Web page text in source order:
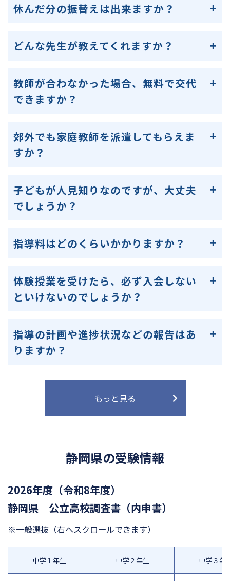
休んだ分の振替えは出来ますか？
どんな先生が教えてくれますか？
教師が合わなかった場合、無料で交代
できますか？
郊外でも家庭教師を派遣してもらえま
すか？
子どもが人見知りなのですが、大丈夫
でしょうか？
指導料はどのくらいかかりますか？
体験授業を受けたら、必ず入会しない
といけないのでしょうか？
指導の計画や進捗状況などの報告はあ
りますか？
もっと見る
静岡県の受験情報
2026年度（令和8年度）
静岡県 公立高校調査書（内申書）
※一般選抜 （右へスクロールできます）
中学１年生 中学２年生 中学３年